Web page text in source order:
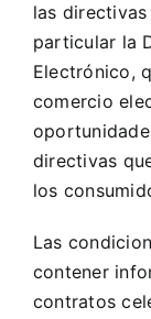
las
particular la
Electrónico,
comercio
directivas
los
Las
contener
contratos